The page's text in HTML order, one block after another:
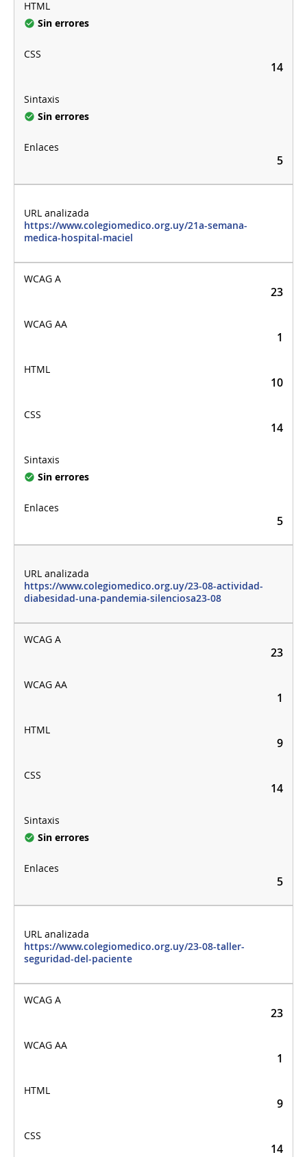
Sin errores
14
Sin errores
5
https://www.colegiomedico.org.uy/21a-semana-
medica-hospital-maciel
23
1
10
14
Sin errores
5
https://www.colegiomedico.org.uy/23-08-actividad-
diabesidad-una-pandemia-silenciosa23-08
23
1
9
14
Sin errores
5
https://www.colegiomedico.org.uy/23-08-taller-
seguridad-del-paciente
23
1
9
14